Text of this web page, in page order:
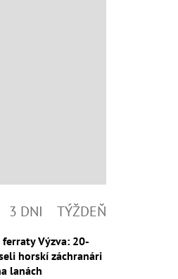
3 DNI TÝŽDEŇ
ferraty Výzva: 20-
horskí záchranári
lanách